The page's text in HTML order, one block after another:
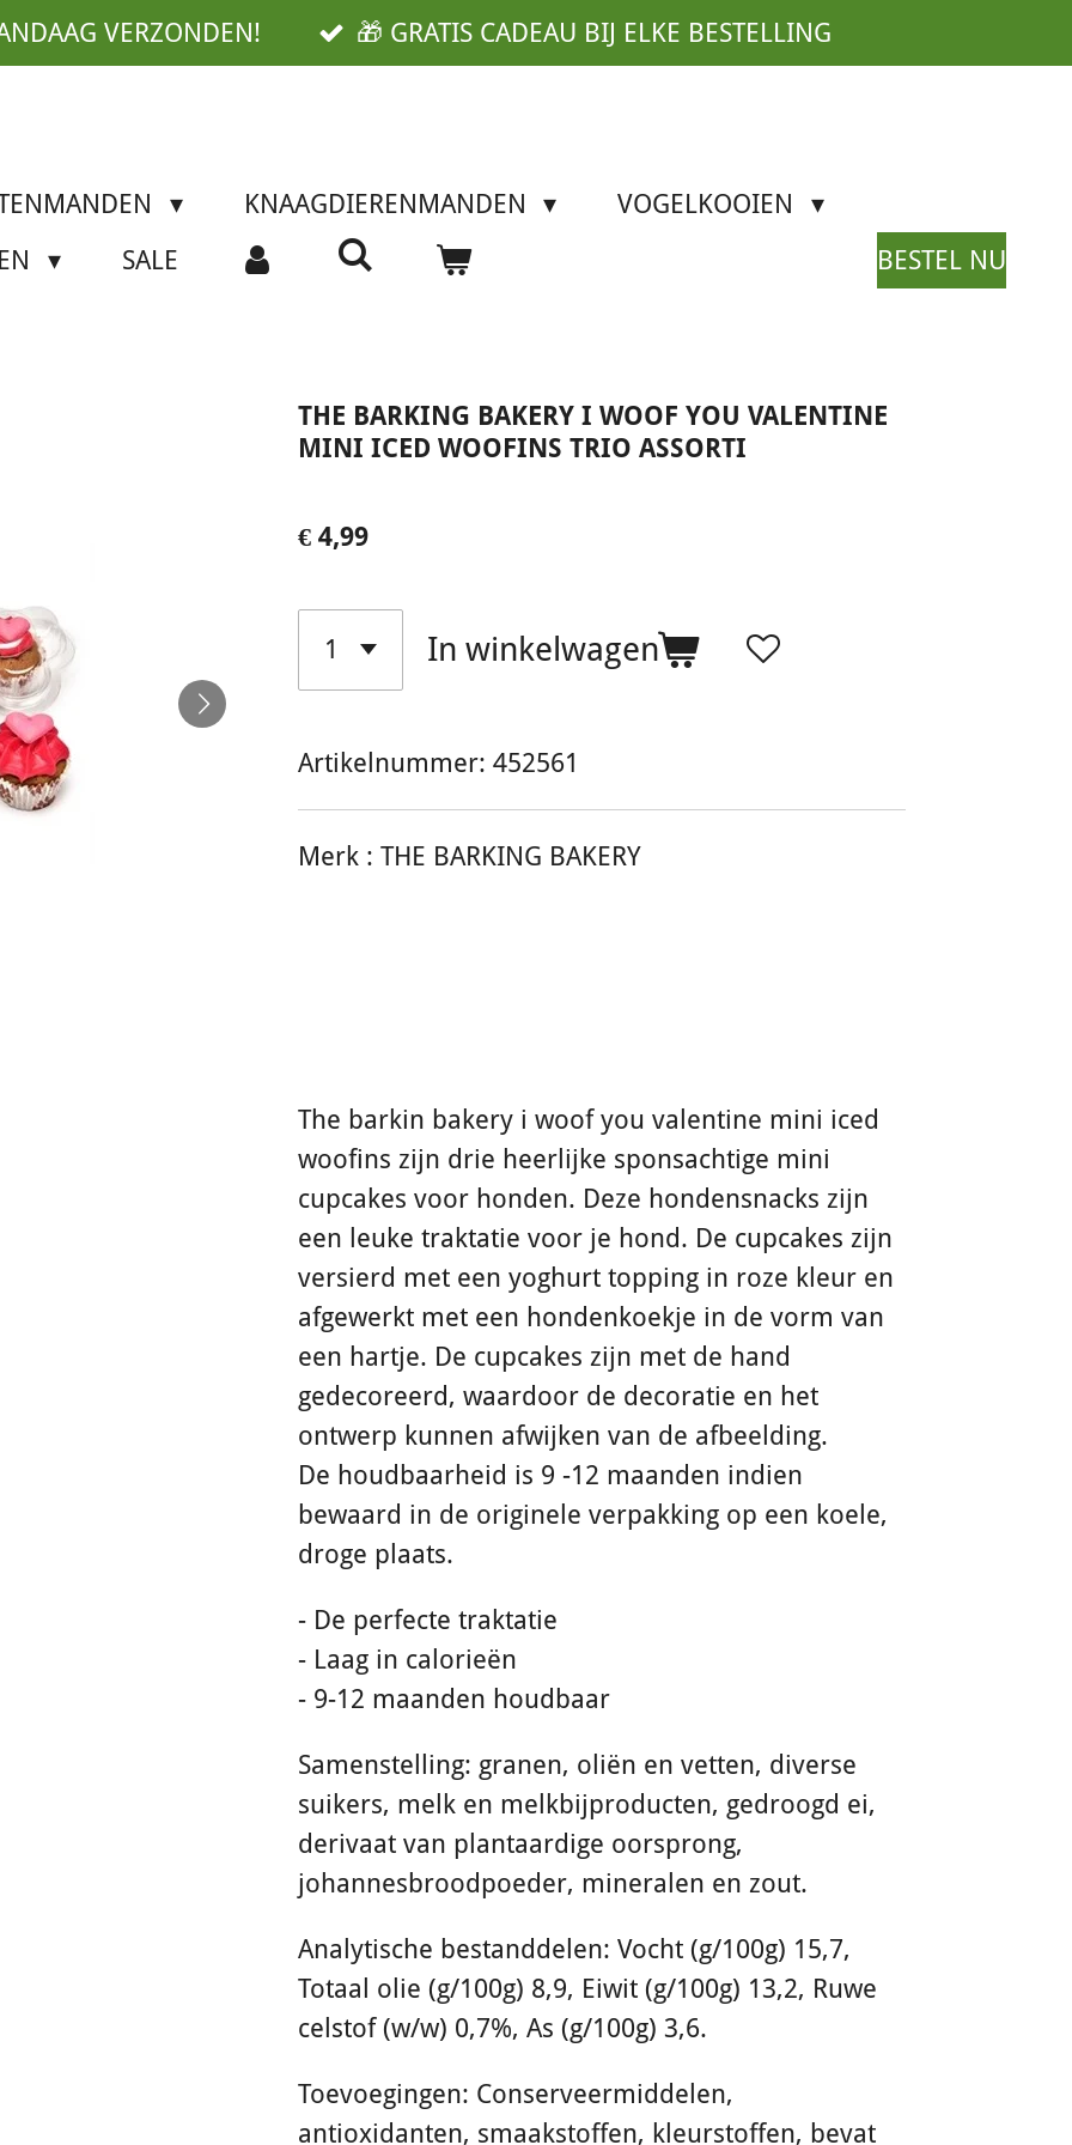
VERZONDEN! 🎁 GRATIS CADEAU BIJ ELKE BESTELLING
KNAAGDIERENMANDEN
VOGELKOOIEN
SALE BESTEL NU
THE BARKING BAKERY I WOOF YOU VALENTINE
MINI ICED WOOFINS TRIO ASSORTI
€ 4,99
In winkelwagen
Artikelnummer: 452561
Merk : THE BARKING BAKERY
The barkin bakery i woof you valentine mini iced
woofins zijn drie heerlijke sponsachtige mini
cupcakes voor honden. Deze hondensnacks zijn
een leuke traktatie voor je hond. De cupcakes zijn
versierd met een yoghurt topping in roze kleur en
afgewerkt met een hondenkoekje in de vorm van
een hartje. De cupcakes zijn met de hand
gedecoreerd, waardoor de decoratie en het
ontwerp kunnen afwijken van de afbeelding.
De houdbaarheid is 9 -12 maanden indien
bewaard in de originele verpakking op een koele,
droge plaats.
- De perfecte traktatie
- Laag in calorieën
- 9-12 maanden houdbaar
Samenstelling: granen, oliën en vetten, diverse
suikers, melk en melkbijproducten, gedroogd ei,
derivaat van plantaardige oorsprong,
johannesbroodpoeder, mineralen en zout.
Analytische bestanddelen: Vocht (g/100g) 15,7,
Totaal olie (g/100g) 8,9, Eiwit (g/100g) 13,2, Ruwe
celstof (w/w) 0,7%, As (g/100g) 3,6.
Toevoegingen: Conserveermiddelen,
antioxidanten, smaakstoffen, kleurstoffen, bevat